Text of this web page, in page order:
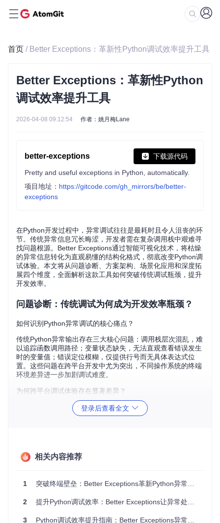
首页 / Better Exceptions：革新性Python调试效率提升工具
Better Exceptions：革新性Python
调试效率提升工具
2026-04-08 09:12:54 作者：姚月梅Lane
better-exceptions 下载源代码
Pretty and useful exceptions in Python, automatically.
项目地址： https://gitcode.com/gh_mirrors/be/better-
exceptions
在Python开发过程中，异常调试往往是最耗时且令人沮丧的环
节。传统异常信息冗长晦涩，开发者需在复杂调用栈中艰难寻
找问题根源。Better Exceptions通过智能可视化技术，将枯燥
的异常信息转化为直观易懂的结构化格式，彻底改变Python调
试体验。本文将从问题诊断、方案架构、场景化应用和深度拓
展四个维度，全面解析这款工具如何突破传统调试瓶颈，提升
开发效率。
问题诊断：传统调试为何成为开发效率瓶颈？
如何识别Python异常调试的核心痛点？
传统Python异常输出存在三大核心问题：调用栈层次混乱，难
以追踪函数调用路径；变量状态缺失，无法直观查看错误发生
时的变量值；错误定位模糊，仅提供行号而无具体表达式位
置。这些问题在跨平台开发中尤为突出，不同操作系统的终端
环境差异进一步加剧调试难度。
为何跨平台调试体验存在显著差异？
Windows、Linux和macOS终端对颜色显示和格式化支持各不
相同，导致相同的异常信息在不同平台呈现效果迥异。Windo
时在生产环境保护数据安全，是长期困扰开发者的难题。
开发者贴士：调试前可通过 echo $BETTER_EXCEPTIONS
检查环境变量状态，确保工具已正确激活。
登录后查看全文
相关内容推荐
1 突破终端壁垒：Better Exceptions革新Python异常调试体验
2 提升Python调试效率：Better Exceptions让异常处理化繁为简
3 Python调试效率提升指南：Better Exceptions异常诊断工具全解析